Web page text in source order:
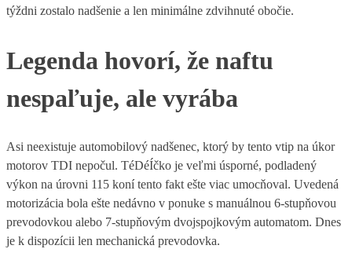
týždni zostalo nadšenie a len minimálne zdvihnuté obočie.
Legenda hovorí, že naftu
nespaľuje, ale vyrába
Asi neexistuje automobilový nadšenec, ktorý by tento vtip na úkor
motorov TDI nepočul. TéDéÍčko je veľmi úsporné, podladený
výkon na úrovni 115 koní tento fakt ešte viac umocňoval. Uvedená
motorizácia bola ešte nedávno v ponuke s manuálnou 6-stupňovou
prevodovkou alebo 7-stupňovým dvojspojkovým automatom. Dnes
je k dispozícii len mechanická prevodovka.